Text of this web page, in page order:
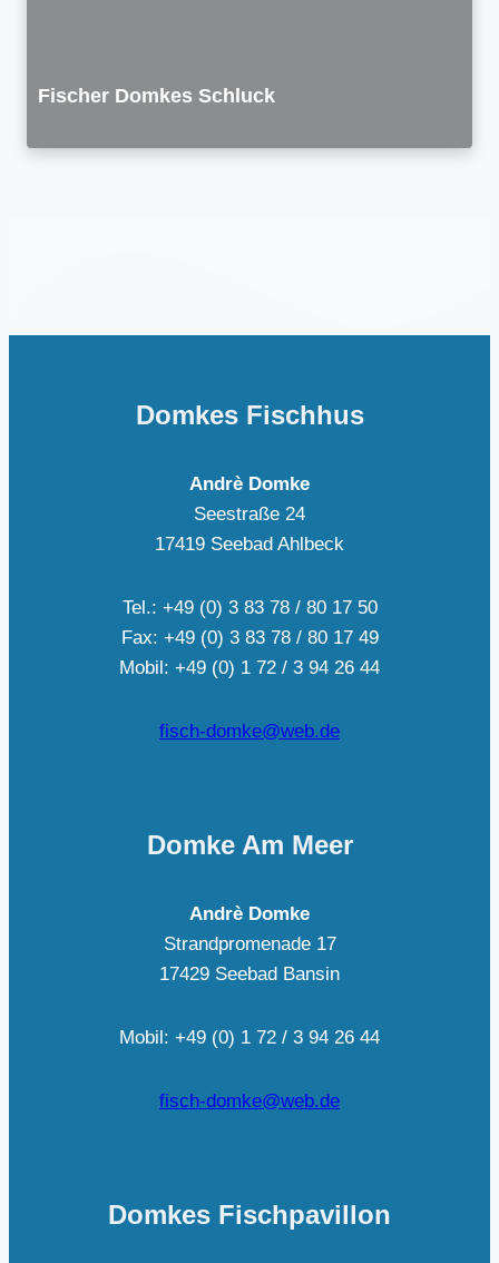
Fischer Domkes Schluck
Domkes Fischhus
Andrè Domke
Seestraße 24
17419 Seebad Ahlbeck
Tel.: +49 (0) 3 83 78 / 80 17 50
Fax: +49 (0) 3 83 78 / 80 17 49
Mobil: +49 (0) 1 72 / 3 94 26 44
fisch-domke@web.de
Domke Am Meer
Andrè Domke
Strandpromenade 17
17429 Seebad Bansin
Mobil: +49 (0) 1 72 / 3 94 26 44
fisch-domke@web.de
Domkes Fischpavillon